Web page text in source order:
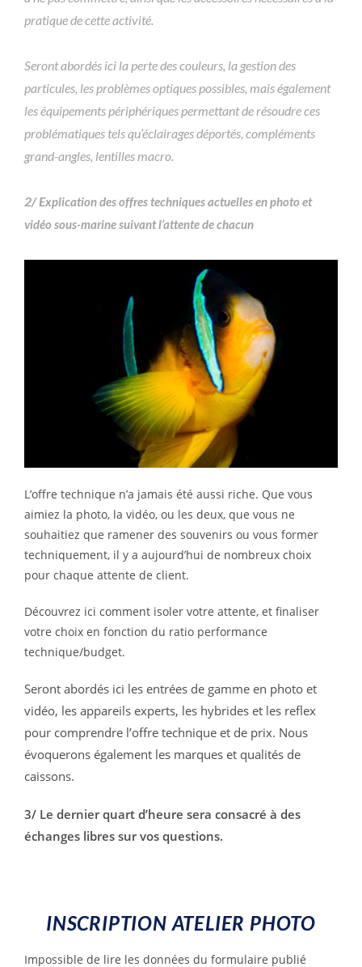
pratique de cette activité.
Seront abordés ici la perte des couleurs, la gestion des
particules, les problèmes optiques possibles, mais également
les équipements périphériques permettant de résoudre ces
problématiques tels qu’éclairages déportés, compléments
grand-angles, lentilles macro.
2/ Explication des offres techniques actuelles en photo et
vidéo sous-marine suivant l’attente de chacun
L’offre technique n’a jamais été aussi riche. Que vous
aimiez la photo, la vidéo, ou les deux, que vous ne
souhaitiez que ramener des souvenirs ou vous former
techniquement, il y a aujourd’hui de nombreux choix
pour chaque attente de client.
Découvrez ici comment isoler votre attente, et finaliser
votre choix en fonction du ratio performance
technique/budget.
Seront abordés ici les entrées de gamme en photo et
vidéo, les appareils experts, les hybrides et les reflex
pour comprendre l’offre technique et de prix. Nous
évoquerons également les marques et qualités de
caissons.
3/ Le dernier quart d’heure sera consacré à des
échanges libres sur vos questions.
INSCRIPTION ATELIER PHOTO
Impossible de lire les données du formulaire publié